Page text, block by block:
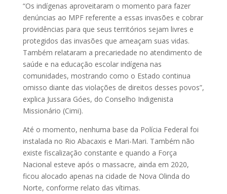
“Os indígenas aproveitaram o momento para fazer
denúncias ao MPF referente a essas invasões e cobrar
providências para que seus territórios sejam livres e
protegidos das invasões que ameaçam suas vidas.
Também relataram a precariedade no atendimento de
saúde e na educação escolar indígena nas
comunidades, mostrando como o Estado continua
omisso diante das violações de direitos desses povos”,
explica Jussara Góes, do Conselho Indigenista
Missionário (Cimi).
Até o momento, nenhuma base da Polícia Federal foi
instalada no Rio Abacaxis e Mari-Mari. Também não
existe fiscalização constante e quando a Força
Nacional esteve após o massacre, ainda em 2020,
ficou alocado apenas na cidade de Nova Olinda do
Norte, conforme relato das vítimas.